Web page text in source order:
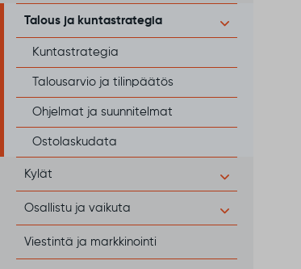
Talous ja kuntastrategia
Kuntastrategia
Talousarvio ja tilinpäätös
Ohjelmat ja suunnitelmat
Ostolaskudata
Kylät
Osallistu ja vaikuta
Viestintä ja markkinointi